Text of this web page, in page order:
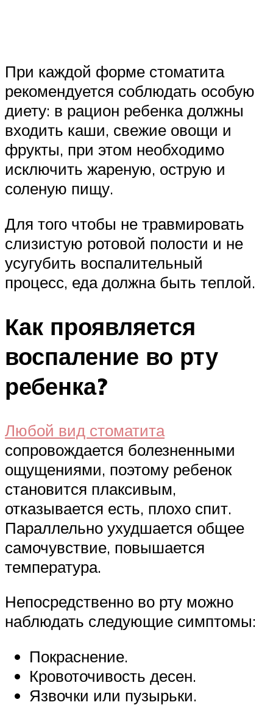
При каждой форме стоматита
рекомендуется соблюдать особую
диету: в рацион ребенка должны
входить каши, свежие овощи и
фрукты, при этом необходимо
исключить жареную, острую и
соленую пищу.
Для того чтобы не травмировать
слизистую ротовой полости и не
усугубить воспалительный
процесс, еда должна быть теплой.
Как проявляется
воспаление во рту
ребенка?
Любой вид стоматита
сопровождается болезненными
ощущениями, поэтому ребенок
становится плаксивым,
отказывается есть, плохо спит.
Параллельно ухудшается общее
самочувствие, повышается
температура.
Непосредственно во рту можно
наблюдать следующие симптомы:
Покраснение.
Кровоточивость десен.
Язвочки или пузырьки.